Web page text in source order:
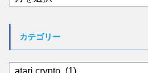
ー
カテゴリー
カ